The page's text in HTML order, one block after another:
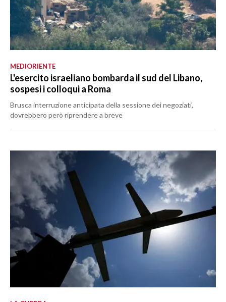
MEDIORIENTE
L'esercito israeliano bombarda il sud del Libano,
sospesi i colloqui a Roma
Brusca interruzione anticipata della sessione dei negoziati,
dovrebbero però riprendere a breve